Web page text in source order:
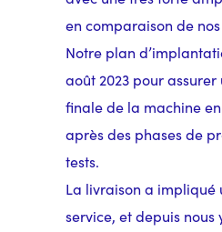
en comparaison de
Notre plan
août 2023 pour assurer
finale de la machine
après des phases de
tests.
La livraison a impliqué
service, et depuis nous